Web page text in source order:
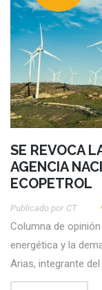
SE REVOCA
AGENCIA
ECOPETROL
Publicado por CT
Columna de
energética y la
Arias, integrante